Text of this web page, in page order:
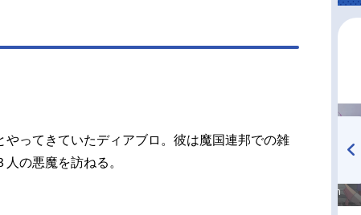
ミリス：春野杏ディア...
ってきていたディアブロ。彼は魔国連邦での雑
の悪魔を訪ねる。
radio 大直会 2nd season